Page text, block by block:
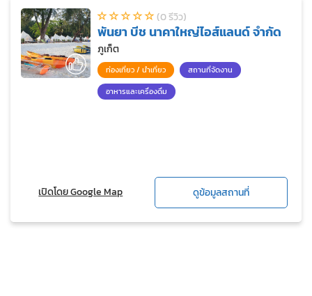
(0 รีวิว)
พันยา บีช นาคาใหญ่ไอส์แลนด์ จำกัด
ภูเก็ต
ท่องเที่ยว / นำเที่ยว
สถานที่จัดงาน
อาหารและเครื่องดื่ม
เปิดโดย Google Map ดูข้อมูลสถานที่